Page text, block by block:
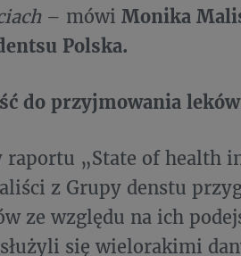
– mówi Monika
Polska.
do przyjmowania leków
raportu „State of health
z Grupy denstu
ze względu na ich
się wielorakimi